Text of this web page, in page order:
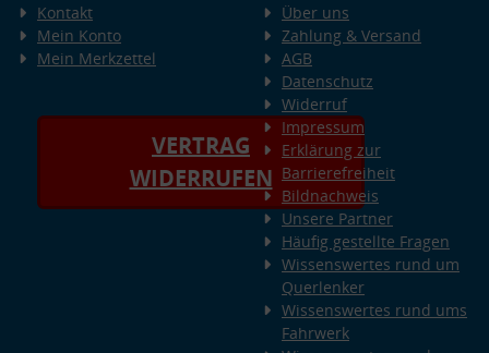
Kontakt
Mein Konto
Mein Merkzettel
VERTRAG
WIDERRUFEN
Über uns
Zahlung & Versand
AGB
Datenschutz
Widerruf
Impressum
Erklärung zur
Barrierefreiheit
Bildnachweis
Unsere Partner
Häufig gestellte Fragen
Wissenswertes rund um
Querlenker
Wissenswertes rund ums
Fahrwerk